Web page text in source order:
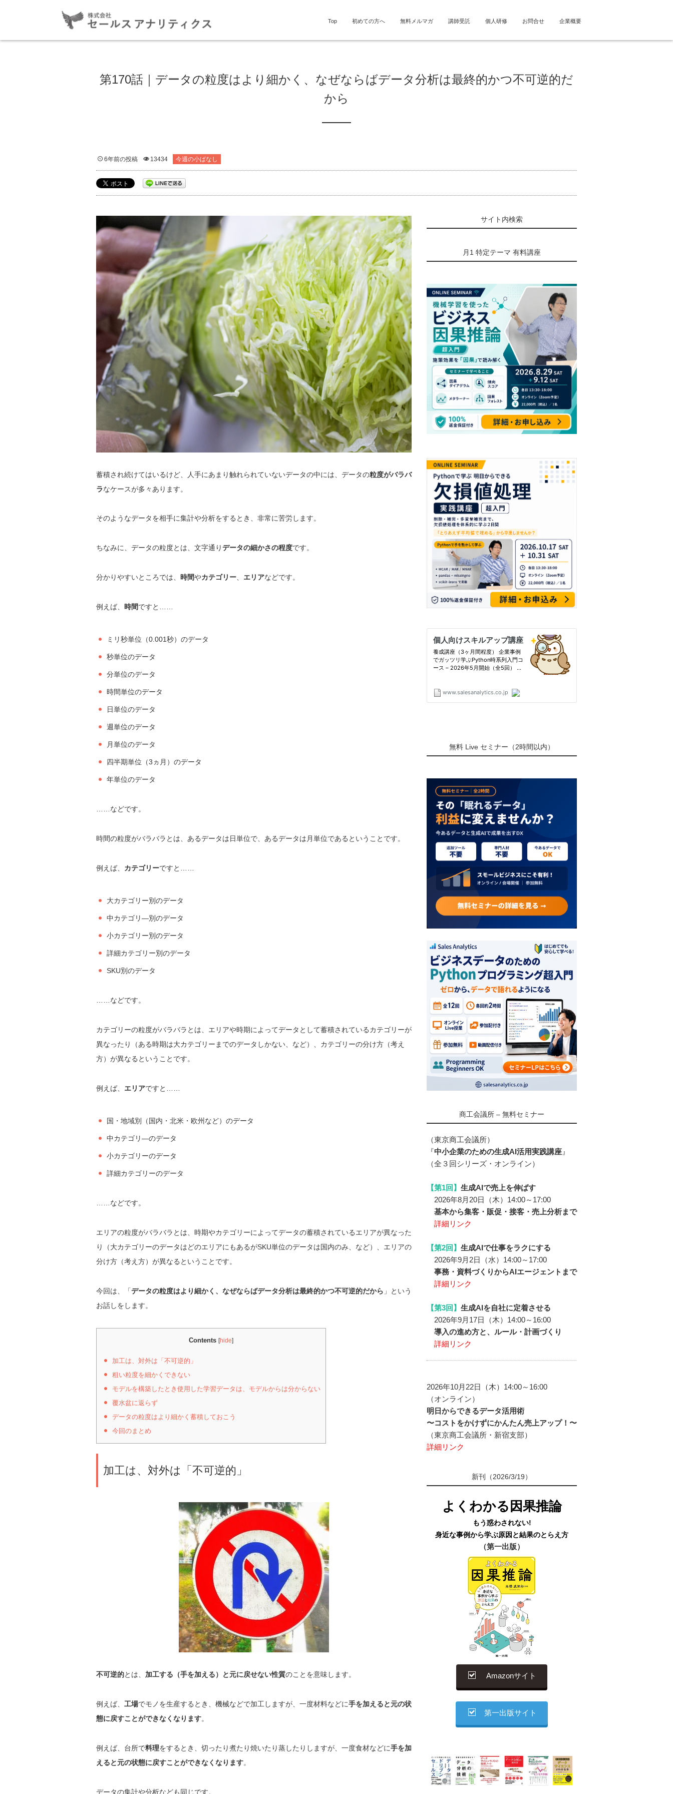
Top 初めての方へ 無料メルマガ 講師受託 個人研修 お問合せ 企業概要
第170話｜データの粒度はより細かく、なぜならばデータ分析は最終的かつ不可逆的だ
から
6年前の投稿 13434 今週の小ばなし
蓄積され続けてはいるけど、人手にあまり触れられていないデータの中には、データの粒度がバラバ
ラなケースが多々あります。
そのようなデータを相手に集計や分析をするとき、非常に苦労します。
ちなみに、データの粒度とは、文字通りデータの細かさの程度です。
分かりやすいところでは、 時間やカテゴリー、 エリアなどです。
例えば、 時間ですと……
ミリ秒単位（0.001秒）のデータ
秒単位のデータ
分単位のデータ
時間単位のデータ
日単位のデータ
週単位のデータ
月単位のデータ
四半期単位（3ヵ月）のデータ
年単位のデータ
……などです。
時間の粒度がバラバラとは、あるデータは日単位で、あるデータは月単位であるということです。
例えば、 カテゴリーですと……
大カテゴリー別のデータ
中カテゴリ―別のデータ
小カテゴリー別のデータ
詳細カテゴリー別のデータ
SKU別のデータ
……などです。
カテゴリーの粒度がバラバラとは、エリアや時期によってデータとして蓄積されているカテゴリーが
異なったり（ある時期は大カテゴリーまでのデータしかない、など）、カテゴリーの分け方（考え
方）が異なるということです。
例えば、 エリアですと……
国・地域別（国内・北米・欧州など）のデータ
中カテゴリ―のデータ
小カテゴリーのデータ
詳細カテゴリーのデータ
……などです。
エリアの粒度がバラバラとは、時期やカテゴリーによってデータの蓄積されているエリアが異なった
り（大カテゴリーのデータはどのエリアにもあるがSKU単位のデータは国内のみ、など）、エリアの
分け方（考え方）が異なるということです。
今回は、「データの粒度はより細かく、なぜならばデータ分析は最終的かつ不可逆的だから 」という
お話しをします。
Contents [hide]
加工は、対外は「不可逆的」
粗い粒度を細かくできない
モデルを構築したとき使用した学習データは、モデルからは分からない
覆水盆に返らず
データの粒度はより細かく蓄積しておこう
今回のまとめ
加工は、対外は「不可逆的」
不可逆的とは、 加工する（手を加える）と元に戻せない性質のことを意味します。
例えば、 工場でモノを生産するとき、機械などで加工しますが、一度材料などに手を加えると元の状
態に戻すことができなくなります。
例えば、台所で料理をするとき、切ったり煮たり焼いたり蒸したりしますが、一度食材などに手を加
えると元の状態に戻すことができなくなります。
データの集計や分析なども同じです。
サイト内検索
月1 特定テーマ 有料講座
無料 Live セミナー（2時間以内）
商工会議所 – 無料セミナー
（東京商工会議所）
『中小企業のための生成AI活用実践講座 』
（全３回シリーズ・オンライン）
【第1回】 生成AIで売上を伸ばす
2026年8月20日（木）14:00～17:00
基本から集客・販促・接客・売上分析まで
詳細リンク
【第2回】 生成AIで仕事をラクにする
2026年9月2日（水）14:00～17:00
事務・資料づくりからAIエージェントまで
詳細リンク
【第3回】 生成AIを自社に定着させる
2026年9月17日（木）14:00～16:00
導入の進め方と、ルール・計画づくり
詳細リンク
2026年10月22日（木）14:00～16:00
（オンライン）
明日からできるデータ活用術
〜コストをかけずにかんたん売上アップ！〜
（東京商工会議所・新宿支部）
詳細リンク
新刊（2026/3/19）
よくわかる因果推論
もう惑わされない!
身近な事例から学ぶ原因と結果のとらえ方
（第一出版）
Amazonサイト
第一出版サイト